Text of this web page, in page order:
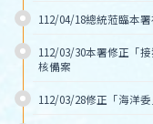
112/04/18總統蒞臨本
112/03/30本署修正「
核備案
112/03/28修正「海洋